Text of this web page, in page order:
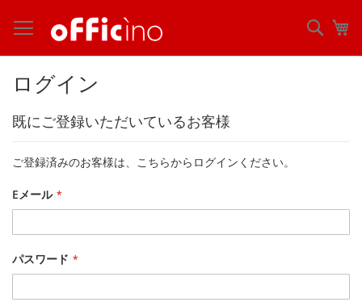
ン
テ
ン
に
キ
検
索
ログイン
既にご登録いただいているお客様
ご登録済みのお客様は、こちらからログインください。
Eメール
パスワード